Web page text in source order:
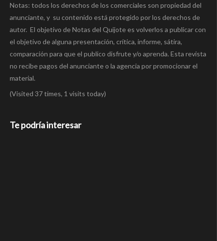
Notas: todos los derechos de los comerciales son propiedad del
anunciante, y su contenido está protegido por los derechos de
autor. El objetivo de Notas del Quijote es volverlos a publicar con
el objetivo de alguna presentación, crítica, informe, sátira,
comparación para que el publico disfrute y/o aprenda. Esta revista
no recibe pagos del anunciante o la agencia por promocionar el
material.
(Visited 37 times, 1 visits today)
Te podría interesar